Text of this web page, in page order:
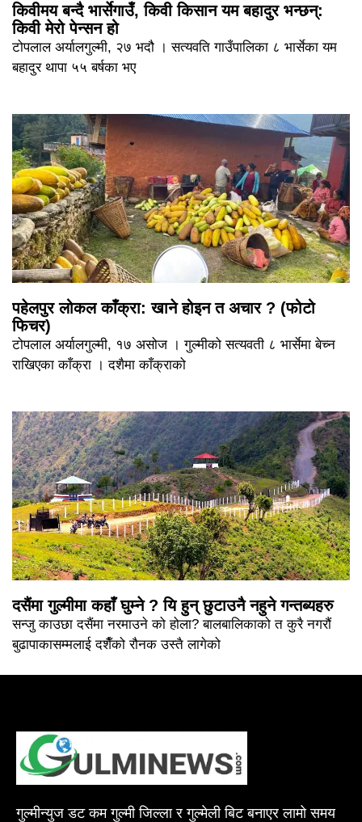
किवीमय बन्दै भार्सेगाउँ, किवी किसान यम बहादुर भन्छन्:
किवी मेरो पेन्सन हो
टोपलाल अर्यालगुल्मी, २७ भदौ । सत्यवति गाउँपालिका ८ भार्सेका यम
बहादुर थापा ५५ बर्षका भए
पहेलपुर लोकल काँक्रा: खाने होइन त अचार ? (फोटो
फिचर)
टोपलाल अर्यालगुल्मी, १७ असोज । गुल्मीको सत्यवती ८ भार्सेमा बेच्न
राखिएका काँक्रा । दशैमा काँक्राको
दसैंमा गुल्मीमा कहाँ घुम्ने ? यि हुन् छुटाउनै नहुने गन्तब्यहरु
सन्जु काउछा दसैंमा नरमाउने को होला? बालबालिकाको त कुरै नगरौं
बुढापाकासम्मलाई दशैँको रौनक उस्तै लागेको
गुल्मीन्युज डट कम गुल्मी जिल्ला र गुल्मेली बिट बनाएर लामो समय